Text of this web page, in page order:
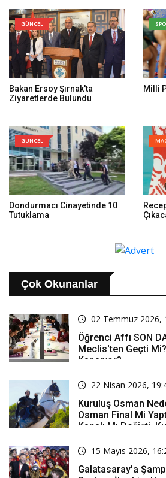
GÜNCEL
Bakan Ersoy Şırnak'ta
Ziyaretlerde Bulundu
Milli
GÜNCEL
Dondurmacı Cinayetinde 10
Tutuklama
Çok Okunanlar
02 Temmuz 2026,
Öğrenci Affı SON
Meclis'ten Geçti
Kapsıyor?
22 Nisan 2026,
Kuruluş Osman
Osman Final Mi
Kanalı Mı Değişti,
15 Mayıs 2026,
Galatasaray'a